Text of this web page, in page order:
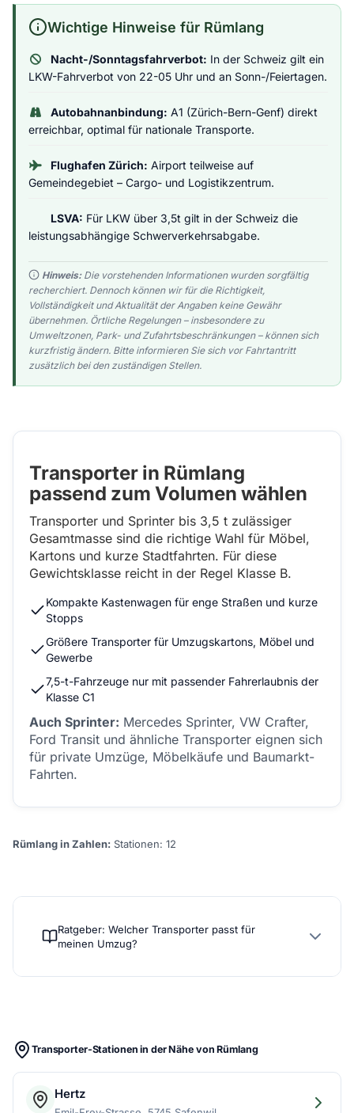
Wichtige Hinweise für Rümlang
Nacht-/Sonntagsfahrverbot: In der Schweiz gilt ein
LKW-Fahrverbot von 22-05 Uhr und an Sonn-/Feiertagen.
Autobahnanbindung: A1 (Zürich-Bern-Genf) direkt
erreichbar, optimal für nationale Transporte.
Flughafen Zürich: Airport teilweise auf
Gemeindegebiet – Cargo- und Logistikzentrum.
LSVA: Für LKW über 3,5t gilt in der Schweiz die
leistungsabhängige Schwerverkehrsabgabe.
Hinweis:Die vorstehenden Informationen wurden sorgfältig
recherchiert. Dennoch können wir für die Richtigkeit,
Vollständigkeit und Aktualität der Angaben keine Gewähr
übernehmen. Örtliche Regelungen – insbesondere zu
Umweltzonen, Park- und Zufahrtsbeschränkungen – können sich
kurzfristig ändern. Bitte informieren Sie sich vor Fahrtantritt
zusätzlich bei den zuständigen Stellen.
Transporter in Rümlang
passend zum Volumen wählen
Transporter und Sprinter bis 3,5 t zulässiger
Gesamtmasse sind die richtige Wahl für Möbel,
Kartons und kurze Stadtfahrten. Für diese
Gewichtsklasse reicht in der Regel Klasse B.
Kompakte Kastenwagen für enge Straßen und kurze
Stopps
Größere Transporter für Umzugskartons, Möbel und
Gewerbe
7,5-t-Fahrzeuge nur mit passender Fahrerlaubnis der
Klasse C1
Auch Sprinter: Mercedes Sprinter, VW Crafter,
Ford Transit und ähnliche Transporter eignen sich
für private Umzüge, Möbelkäufe und Baumarkt-
Fahrten.
Rümlang in Zahlen: Stationen: 12
Ratgeber: Welcher Transporter passt für
meinen Umzug?
Transporter-Stationen in der Nähe von Rümlang
Hertz